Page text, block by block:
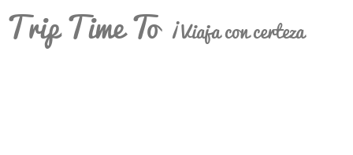
Trip Time To ¡Viaja con certeza